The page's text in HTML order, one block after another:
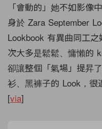
「會動的」她不如影像
身於 Zara September
Lookbook 有異曲同工
次大多是鬆鬆、慵懶的
卻讓整個「氣場」提昇
衫、黑褲子的 Look，很
[via]